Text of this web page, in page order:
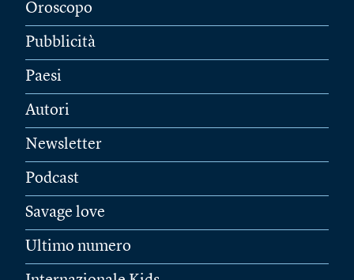
Oroscopo
Pubblicità
Paesi
Autori
Newsletter
Podcast
Savage love
Ultimo numero